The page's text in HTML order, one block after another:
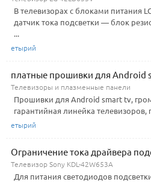
В телевизорах с блоками питания
датчик тока подсветки — блок
...
етырий
платные прошивки для Android
Телевизоры и плазменные панели
Прошивки для Android smart tv,
гарантийная линейка
етырий
Ограничение тока драйвера
Телевизор Sony KDL-42W653A
Для питания светодиодов